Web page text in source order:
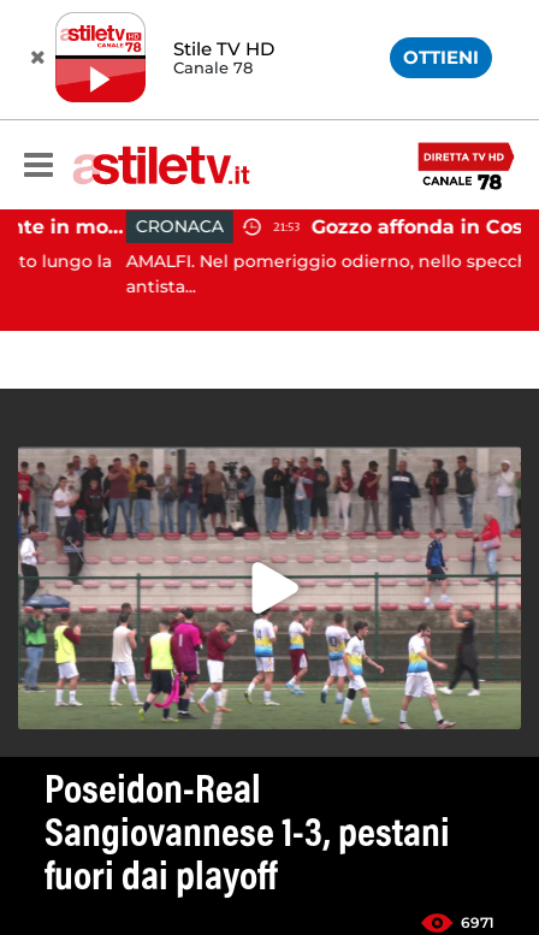
Stile TV HD
Canale 78 OTTIENI
Castellabate, incidente in moto: 27enne in ospedale
la
CRONACA 21:53
AMALFI. Nel pomeriggio odierno, nello specchio
antista...
Poseidon-Real
Sangiovannese 1-3, pestani
fuori dai playoff
6971